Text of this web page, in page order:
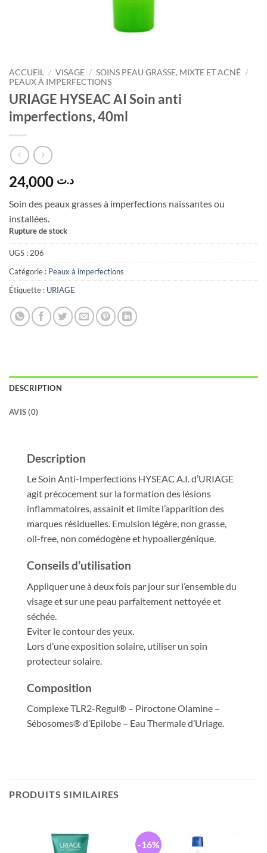
ACCUEIL / VISAGE / SOINS PEAU GRASSE, MIXTE ET ACNÉ /
PEAUX À IMPERFECTIONS
URIAGE HYSEAC AI Soin anti
imperfections, 40ml
د.ت
Soin des peaux grasses à imperfections naissantes ou
installées.
Rupture de stock
UGS : 206
Catégorie : Peaux à imperfections
Étiquette : URIAGE
DESCRIPTION
AVIS (0)
Description
Le Soin Anti-Imperfections HYSEAC A.I. d’URIAGE
agit précocement sur la formation des lésions
inflammatoires, assainit et limite l’apparition des
marques résiduelles. Emulsion légère, non grasse,
oil-free, non comédogène et hypoallergénique.
Conseils d’utilisation
Appliquer une à deux fois par jour sur l’ensemble du
visage et sur une peau parfaitement nettoyée et
séchée.
Eviter le contour des yeux.
Lors d’une exposition solaire, utiliser un soin
protecteur solaire.
Composition
Complexe TLR2-Regul® – Piroctone Olamine –
Sébosomes® d’Epilobe – Eau Thermale d’Uriage.
PRODUITS SIMILAIRES
-16%